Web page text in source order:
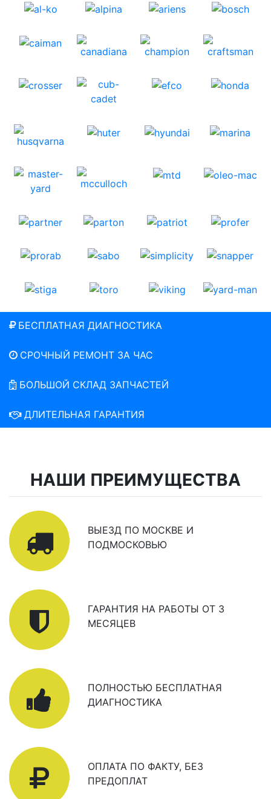
БЕСПЛАТНАЯ ДИАГНОСТИКА
СРОЧНЫЙ РЕМОНТ ЗА ЧАС
БОЛЬШОЙ СКЛАД ЗАПЧАСТЕЙ
ДЛИТЕЛЬНАЯ ГАРАНТИЯ
НАШИ ПРЕИМУЩЕСТВА
ВЫЕЗД ПО МОСКВЕ И
ПОДМОСКОВЬЮ
ГАРАНТИЯ НА РАБОТЫ ОТ 3
МЕСЯЦЕВ
ПОЛНОСТЬЮ БЕСПЛАТНАЯ
ДИАГНОСТИКА
ОПЛАТА ПО ФАКТУ, БЕЗ
ПРЕДОПЛАТ